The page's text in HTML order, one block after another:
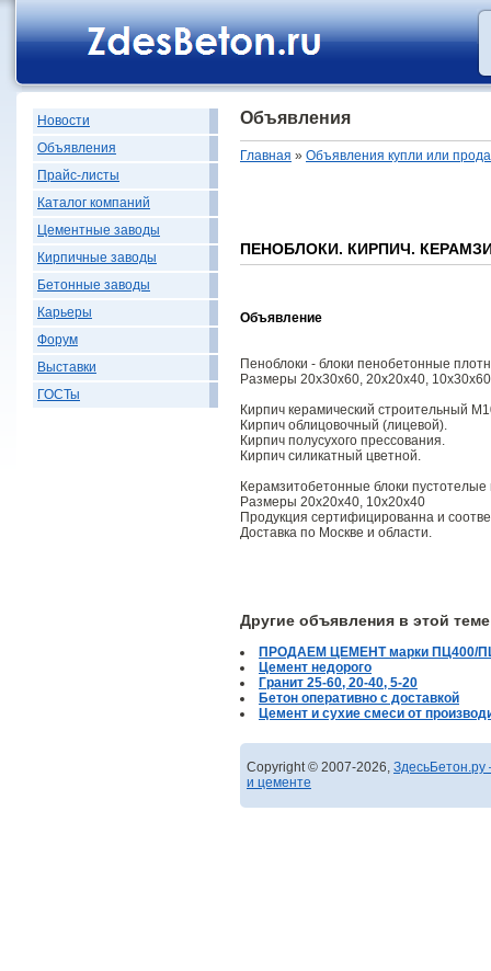
Новости
Объявления
Прайс-листы
Каталог компаний
Цементные заводы
Кирпичные заводы
Бетонные заводы
Карьеры
Форум
Выставки
ГОСТы
Объявления
Главная » Объявления купли или
ПЕНОБЛОКИ. КИРПИЧ.
Объявление
Пеноблоки - блоки пенобетонные
Размеры 20х30х60, 20х20х40,
Кирпич керамический строительный
Кирпич облицовочный (лицевой).
Кирпич полусухого прессования.
Кирпич силикатный цветной.
Керамзитобетонные блоки
Размеры 20х20х40, 10х20х40
Продукция сертифицированна и
Доставка по Москве и области.
Другие объявления в этой теме
ПРОДАЕМ ЦЕМЕНТ марки ПЦ400/
Цемент недорого
Гранит 25-60, 20-40, 5-20
Бетон оперативно с доставкой
Цемент и сухие смеси от
Copyright © 2007-2026,
и цементе